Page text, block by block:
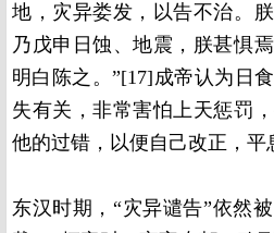
地，灾异娄发，以告不治。
乃戊申日蚀、地震，朕甚惧
明白陈之。”[17]成帝认为日
失有关，非常害怕上天惩罚
他的过错，以便自己改正，平
东汉时期，“灾异谴告”依然